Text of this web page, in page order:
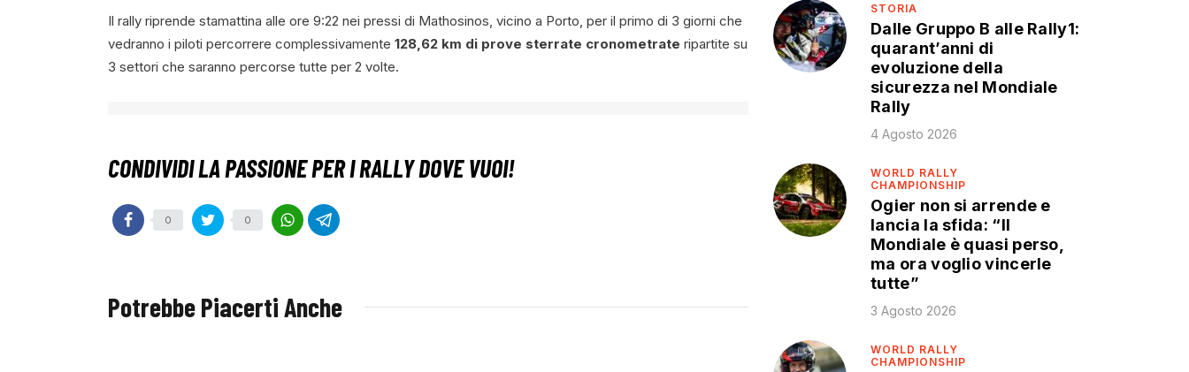
Il rally riprende stamattina alle ore 9:22 nei pressi di Mathosinos, vicino a Porto, per il primo di 3 giorni che
vedranno i piloti percorrere complessivamente 128,62 km di prove sterrate cronometrate ripartite su
3 settori che saranno percorse tutte per 2 volte.
0 0
Potrebbe Piacerti Anche
STORIA
Dalle Gruppo B alle Rally1:
quarant’anni di
evoluzione della
sicurezza nel Mondiale
Rally
4 Agosto 2026
WORLD RALLY
CHAMPIONSHIP
Ogier non si arrende e
lancia la sfida: “Il
Mondiale è quasi perso,
ma ora voglio vincerle
tutte”
3 Agosto 2026
WORLD RALLY
CHAMPIONSHIP